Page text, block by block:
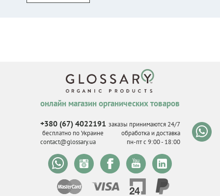
онлайн магазин органических товаров
+380 (67) 4022191
бесплатно по Украине
contact@glossary.ua
заказы принимаются 24/7
обработка и доставка
пн-пт с 9:00 - 18:00